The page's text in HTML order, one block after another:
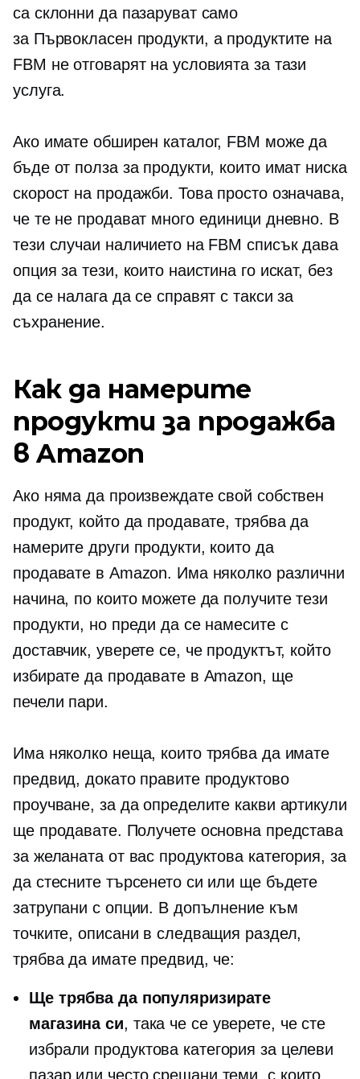
са склонни да пазаруват само
за Първокласен продукти, а продуктите на
FBM не отговарят на условията за тази
услуга.
Ако имате обширен каталог, FBM може да
бъде от полза за продукти, които имат ниска
скорост на продажби. Това просто означава,
че те не продават много единици дневно. В
тези случаи наличието на FBM списък дава
опция за тези, които наистина го искат, без
да се налага да се справят с такси за
съхранение.
Как да намерите
продукти за продажба
в Amazon
Ако няма да произвеждате свой собствен
продукт, който да продавате, трябва да
намерите други продукти, които да
продавате в Amazon. Има няколко различни
начина, по които можете да получите тези
продукти, но преди да се намесите с
доставчик, уверете се, че продуктът, който
избирате да продавате в Amazon, ще
печели пари.
Има няколко неща, които трябва да имате
предвид, докато правите продуктово
проучване, за да определите какви артикули
ще продавате. Получете основна представа
за желаната от вас продуктова категория, за
да стесните търсенето си или ще бъдете
затрупани с опции. В допълнение към
точките, описани в следващия раздел,
трябва да имате предвид, че:
Ще трябва да популяризирате
магазина си, така че се уверете, че сте
избрали продуктова категория за целеви
пазар или често срещани теми, с които